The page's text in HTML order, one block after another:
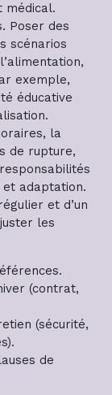
médical.
Poser des
scénarios
exemple,
éducative
la
de rupture,
et adaptation.
et d’un
les
(contrat,
(sécurité,
de